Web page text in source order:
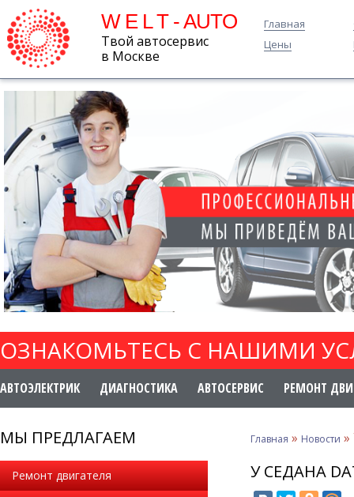
W E L T - AUTO
Твой автосервис
в Москве
Главная
Цены
ОЗНАКОМЬТЕСЬ С НАШИМИ
АВТОЭЛЕКТРИК ДИАГНОСТИКА АВТОСЕРВИС РЕМОНТ
МЫ ПРЕДЛАГАЕМ
Ремонт двигателя
Главная » Новости »
У СЕДАНА